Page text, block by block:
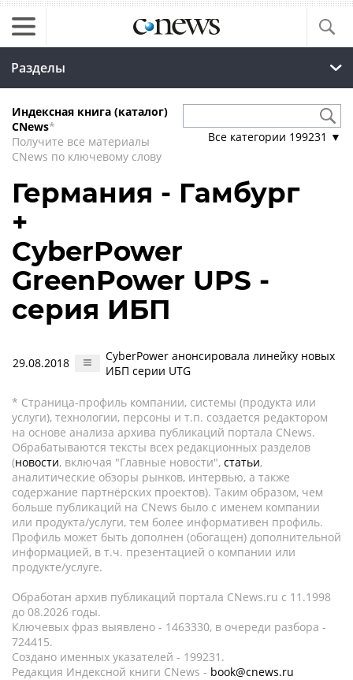
Разделы
Индексная книга (каталог)
CNews*
Получите все материалы
CNews по ключевому слову
Все категории 199231 ▼
Германия - Гамбург
+
CyberPower
GreenPower UPS -
серия ИБП
29.08.2018
CyberPower анонсировала линейку новых
ИБП серии UTG
* Страница-профиль компании, системы (продукта или
услуги), технологии, персоны и т.п. создается редактором
на основе анализа архива публикаций портала CNews.
Обрабатываются тексты всех редакционных разделов
(новости, включая "Главные новости", статьи,
аналитические обзоры рынков, интервью, а также
содержание партнёрских проектов). Таким образом, чем
больше публикаций на CNews было с именем компании
или продукта/услуги, тем более информативен профиль.
Профиль может быть дополнен (обогащен) дополнительной
информацией, в т.ч. презентацией о компании или
продукте/услуге.
Обработан архив публикаций портала CNews.ru c 11.1998
до 08.2026 годы.
Ключевых фраз выявлено - 1463330, в очереди разбора -
724415.
Создано именных указателей - 199231.
Редакция Индексной книги CNews - book@cnews.ru